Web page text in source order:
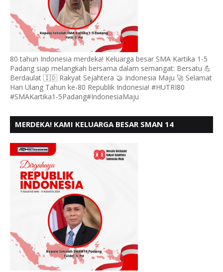
80 tahun Indonesia merdeka! Keluarga besar SMA Kartika 1-5
Padang siap melangkah bersama dalam semangat: Bersatu 💪
Berdaulat 🇮🇩 Rakyat Sejahtera 🤝 Indonesia Maju 🚀 Selamat
Hari Ulang Tahun ke-80 Republik Indonesia! #HUTRI80
#SMAKartika1-5Padang#IndonesiaMaju
MERDEKA! KAMI KELUARGA BESAR SMAN 14